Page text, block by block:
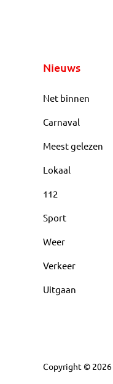
Nieuws
Net binnen
Carnaval
Meest gelezen
Lokaal
112
Sport
Weer
Verkeer
Uitgaan
Copyright © 2026